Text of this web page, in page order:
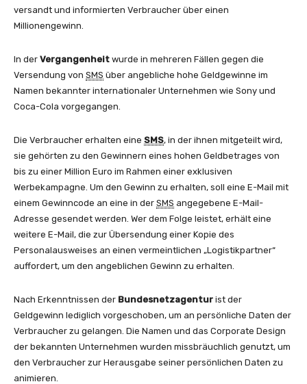
versandt und informierten Verbraucher über einen
Millionengewinn.
In der Vergangenheit wurde in mehreren Fällen gegen die
Versendung von SMS über angebliche hohe Geldgewinne im
Namen bekannter internationaler Unternehmen wie Sony und
Coca-Cola vorgegangen.
Die Verbraucher erhalten eine SMS, in der ihnen mitgeteilt wird,
sie gehörten zu den Gewinnern eines hohen Geldbetrages von
bis zu einer Million Euro im Rahmen einer exklusiven
Werbekampagne. Um den Gewinn zu erhalten, soll eine E-Mail mit
einem Gewinncode an eine in der SMS angegebene E-Mail-
Adresse gesendet werden. Wer dem Folge leistet, erhält eine
weitere E-Mail, die zur Übersendung einer Kopie des
Personalausweises an einen vermeintlichen „Logistikpartner“
auffordert, um den angeblichen Gewinn zu erhalten.
Nach Erkenntnissen der Bundesnetzagentur ist der
Geldgewinn lediglich vorgeschoben, um an persönliche Daten der
Verbraucher zu gelangen. Die Namen und das Corporate Design
der bekannten Unternehmen wurden missbräuchlich genutzt, um
den Verbraucher zur Herausgabe seiner persönlichen Daten zu
animieren.